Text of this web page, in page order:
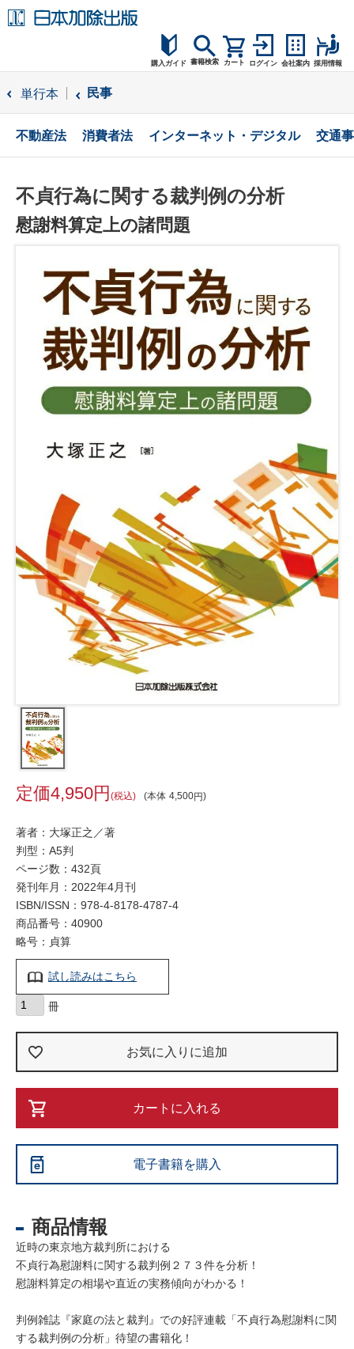
購入ガイド
購入ガイド
読者サポート
書籍検索 カート ログイン 会社案内 採用情報
単行本 民事
不動産法 消費者法 インターネット・デジタル 交通
不貞行為に関する裁判例の分析
慰謝料算定上の諸問題
本体 4,500
4,950 税込
著者：大塚正之／著
判型：A5判
ページ数：432頁
発刊年月：2022年4月刊
ISBN/ISSN： 978-4-8178-4787-4
商品番号：40900
略号：貞算
試し読みはこちら
お気に入りに追加
カートに入れる
電子書籍を購入
商品情報
近時の東京地方裁判所における
不貞行為慰謝料に関する裁判例２７３件を分析！
慰謝料算定の相場や直近の実務傾向がわかる！
判例雑誌『家庭の法と裁判』での好評連載「不貞行為慰謝料に関
する裁判例の分析」待望の書籍化！